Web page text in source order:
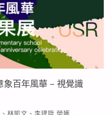
象百年風華 – 視覺識